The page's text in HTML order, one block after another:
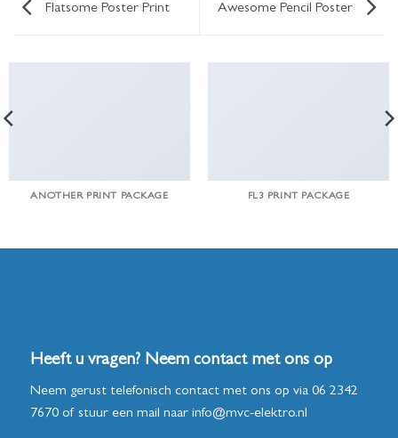
Flatsome Poster Print Awesome Pencil Poster
ANOTHER PRINT PACKAGE FL3 PRINT PACKAGE
Heeft u vragen? Neem contact met ons op
Neem gerust telefonisch contact met ons op via 06 2342
7670of stuur een mail naar info@mvc-elektro.nl